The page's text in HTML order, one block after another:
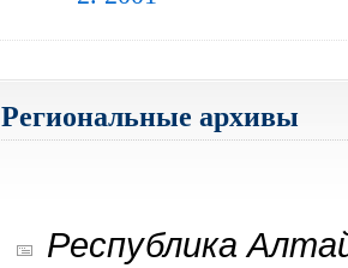
Региональные архивы
Республика